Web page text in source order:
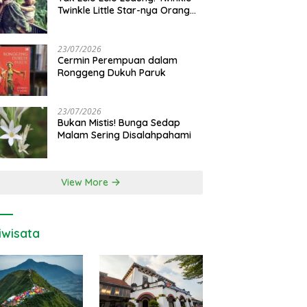
Twinkle Little Star-nya Orang
23/07/2026
Cermin Perempuan dalam
Ronggeng Dukuh Paruk
23/07/2026
Bukan Mistis! Bunga Sedap
Malam Sering Disalahpahami
View More